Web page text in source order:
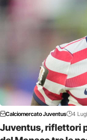
Calciomercato Juventus 4
Juventus, riflettori